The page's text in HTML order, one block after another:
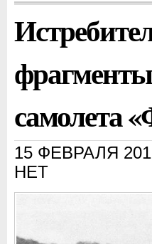
фрагменты
самолета
15 ФЕВРАЛЯ
НЕТ